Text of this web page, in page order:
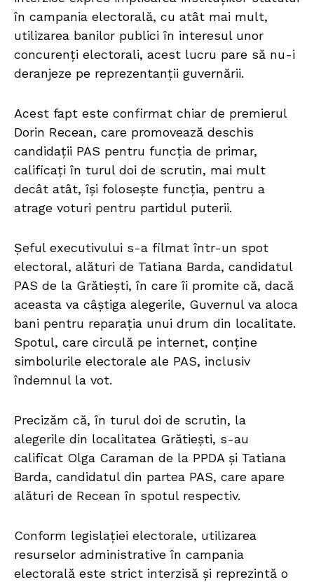
în campania electorală, cu atât mai mult,
utilizarea banilor publici în interesul unor
concurenți electorali, acest lucru pare să nu-i
deranjeze pe reprezentanții guvernării.
Acest fapt este confirmat chiar de premierul
Dorin Recean, care promovează deschis
candidații PAS pentru funcția de primar,
calificați în turul doi de scrutin, mai mult
decât atât, își folosește funcția, pentru a
atrage voturi pentru partidul puterii.
Șeful executivului s-a filmat într-un spot
electoral, alături de Tatiana Barda, candidatul
PAS de la Grătiești, în care îi promite că, dacă
aceasta va câștiga alegerile, Guvernul va aloca
bani pentru reparația unui drum din localitate.
Spotul, care circulă pe internet, conține
simbolurile electorale ale PAS, inclusiv
îndemnul la vot.
Precizăm că, în turul doi de scrutin, la
alegerile din localitatea Grătiești, s-au
calificat Olga Caraman de la PPDA și Tatiana
Barda, candidatul din partea PAS, care apare
alături de Recean în spotul respectiv.
Conform legislației electorale, utilizarea
resurselor administrative în campania
electorală este strict interzisă și reprezintă o